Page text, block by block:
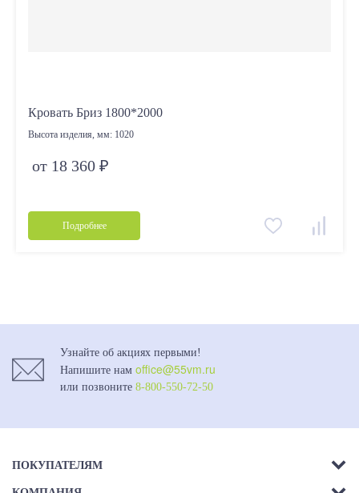
Кровать Бриз 1800*2000
Высота изделия, мм: 1020
от 18 360 ₽
Подробнее
Узнайте об акциях первыми!
Напишите нам office@55vm.ru
или позвоните 8-800-550-72-50
ПОКУПАТЕЛЯМ